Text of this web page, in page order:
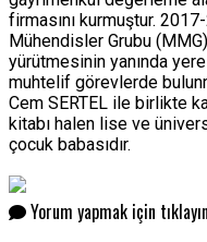
firmasını kurmuştur.
Mühendisler Grubu (MMG)
yürütmesinin yanında
muhtelif görevlerde
Cem SERTEL ile birlikte
kitabı halen lise ve
çocuk babasıdır.
Yorum yapmak için tıklayın